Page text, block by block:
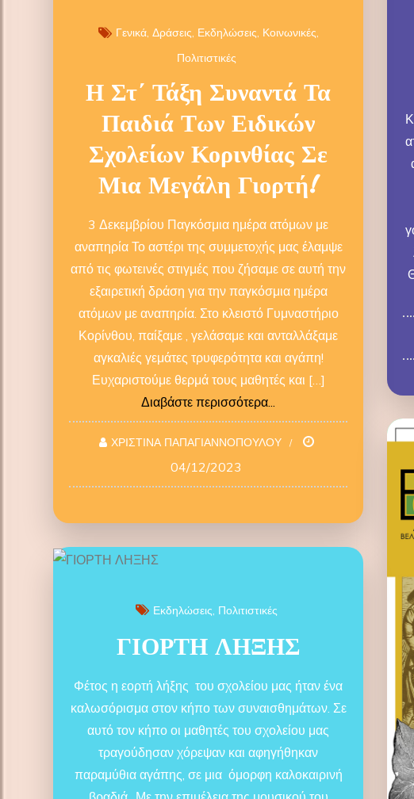
Γενικά Δράσεις Εκδηλώσεις Κοινωνικές
Πολιτιστικές
Η Στ΄ Τάξη Συναντά Τα
Παιδιά Των Ειδικών
Σχολείων Κορινθίας Σε
Μια Μεγάλη Γιορτή!
3 Δεκεμβρίου Παγκόσμια ημέρα ατόμων με
αναπηρία Το αστέρι της συμμετοχής μας έλαμψε
από τις φωτεινές στιγμές που ζήσαμε σε αυτή την
εξαιρετική δράση για την παγκόσμια ημέρα
ατόμων με αναπηρία. Στο κλειστό Γυμναστήριο
Κορίνθου, παίξαμε , γελάσαμε και ανταλλάξαμε
αγκαλιές γεμάτες τρυφερότητα και αγάπη!
Ευχαριστούμε θερμά τους μαθητές και […]
Διαβάστε περισσότερα...
ΧΡΙΣΤΙΝΑ ΠΑΠΑΓΙΑΝΝΟΠΟΥΛΟΥ
04/12/2023
Εκδηλώσεις Πολιτιστικές
ΓΙΟΡΤΗ ΛΗΞΗΣ
Φέτος η εορτή λήξης του σχολείου μας ήταν ένα
καλωσόρισμα στον κήπο των συναισθημάτων. Σε
αυτό τον κήπο οι μαθητές του σχολείου μας
τραγούδησαν χόρεψαν και αφηγήθηκαν
παραμύθια αγάπης, σε μια όμορφη καλοκαιρινή